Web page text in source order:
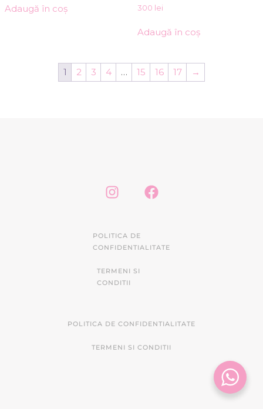
Adaugă în coș 300 lei
Adaugă în coș
1 2 3 4 … 15 16 17 →
POLITICA DE
CONFIDENTIALITATE
TERMENI SI
CONDITII
POLITICA DE CONFIDENTIALITATE
TERMENI SI CONDITII